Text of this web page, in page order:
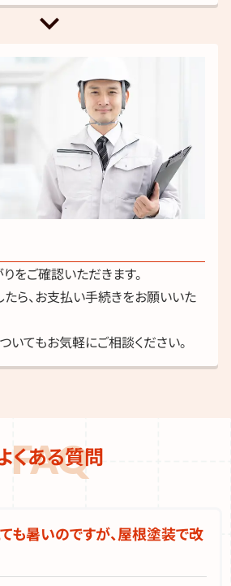
keyboard_arrow_down
をご確認いただきます。
ら、お支払い手続きをお願いいた
いてもお気軽にご相談ください。
くある質問
も暑いのですが、屋根塗装で改